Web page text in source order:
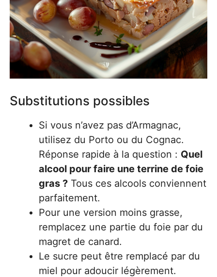
Substitutions possibles
Si vous n’avez pas d’Armagnac,
utilisez du Porto ou du Cognac.
Réponse rapide à la question : Quel
alcool pour faire une terrine de foie
gras ? Tous ces alcools conviennent
parfaitement.
Pour une version moins grasse,
remplacez une partie du foie par du
magret de canard.
Le sucre peut être remplacé par du
miel pour adoucir légèrement.